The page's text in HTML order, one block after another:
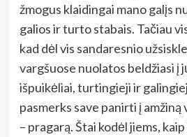
žmogus klaidingai mano galįs
galios ir turto stabais. Tačiau
kad dėl vis sandaresnio
vargšuose nuolatos beldžiasi į
išpuikėliai, turtingieji ir
pasmerks save panirti į
– pragarą. Štai kodėl jiems,